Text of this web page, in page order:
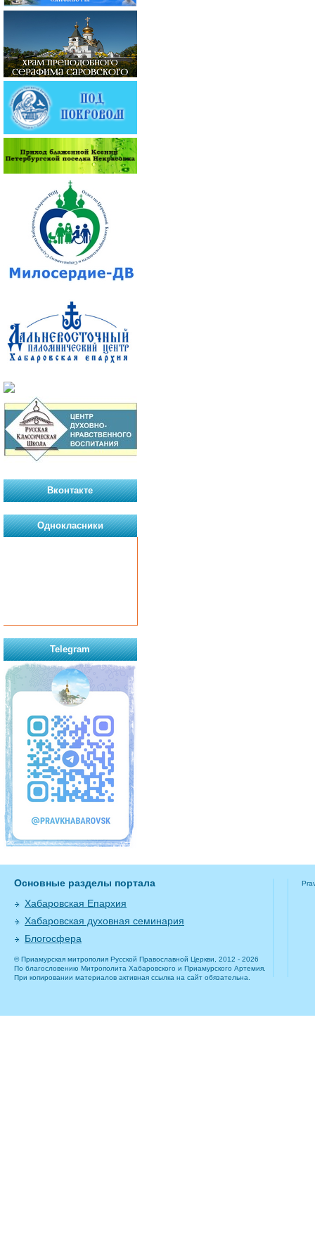
Вконтакте
Однокласники
Telegram
Основные разделы портала
Хабаровская Епархия
Хабаровская духовная семинария
Блогосфера
© Приамурская митрополия Русской Православной Церкви, 2012 - 2026
По благословению Митрополита Хабаровского и Приамурского Артемия.
При копировании материалов активная ссылка на сайт обязательна.